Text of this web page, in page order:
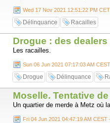
Wed 17 Nov 2021 12:51:22 PM
Délinquance Racailles
Drogue : des
Les racailles.
Sun 06 Jun 2021 07:17:03 AM
Drogue Délinquance
Moselle. Tentative
Un quartier de merde à Metz où
Fri 04 Jun 2021 04:47:19 AM CEST